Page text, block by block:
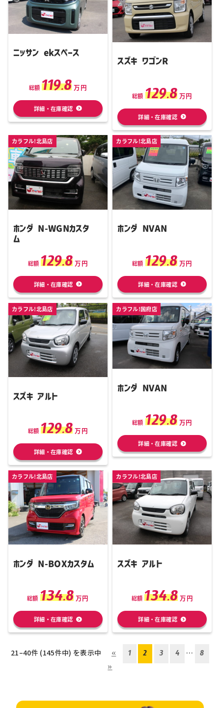
ニッサン ekスペース
総額 119.8 万円
詳細・在庫確認
スズキ ワゴンR
総額 129.8 万円
詳細・在庫確認
カラフル!北島店
ホンダ N-WGNカスタ
ム
総額 129.8 万円
詳細・在庫確認
カラフル!北島店
ホンダ NVAN
総額 129.8 万円
詳細・在庫確認
カラフル!北島店
スズキ アルト
総額 129.8 万円
詳細・在庫確認
カラフル!国府店
ホンダ NVAN
総額 129.8 万円
詳細・在庫確認
カラフル!北島店
ホンダ N-BOXカスタム
総額 134.8 万円
詳細・在庫確認
カラフル!北島店
スズキ アルト
総額 134.8 万円
詳細・在庫確認
21–40件 (145件中) を表示中 « 1 2 3 4 …
8
»